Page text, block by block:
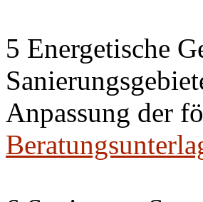
5 Energetische
Anpassung der